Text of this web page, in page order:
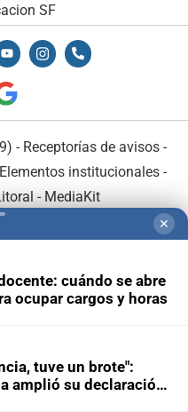
SF
- Receptorías de avisos -
Elementos institucionales-
- MediaKit
con:
✕
cuándo se abre
ocupar cargos y horas
tuve un brote":
amplió su declaración